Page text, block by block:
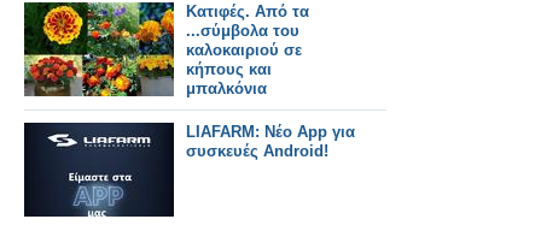
Κατιφές. Από τα
...σύμβολα του
καλοκαιριού σε
κήπους και
μπαλκόνια
LIAFARM: Νέο App για
συσκευές Android!